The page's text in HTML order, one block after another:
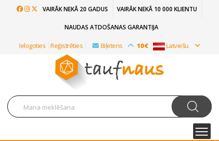
VAIRĀK NEKĀ 20 GADUS VAIRĀK NEKĀ 10 000 KLIENTU
NAUDAS ATDOŠANAS GARANTIJA
Ielogoties Reģistrēties Biļetens 10€ Latviešu